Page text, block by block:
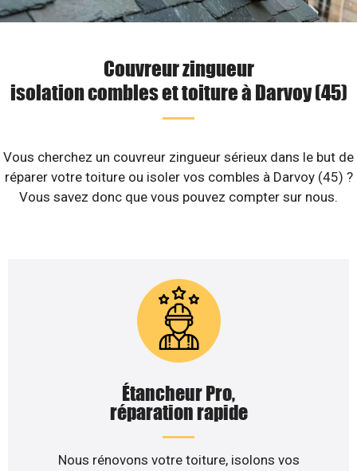
Couvreur zingueur
isolation combles et toiture à Darvoy (45)
Vous cherchez un couvreur zingueur sérieux dans le but de
réparer votre toiture ou isoler vos combles à Darvoy (45) ?
Vous savez donc que vous pouvez compter sur nous.
Étancheur Pro,
réparation rapide
Nous rénovons votre toiture, isolons vos